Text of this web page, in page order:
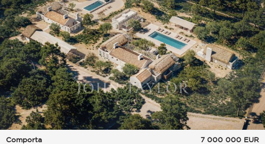
Comporta
7 000 000 EUR